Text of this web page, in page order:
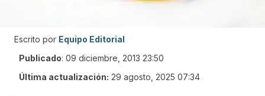
Escrito por Equipo Editorial
Publicado: 09 diciembre, 2013 23:50
Última actualización: 29 agosto, 2025 07:34